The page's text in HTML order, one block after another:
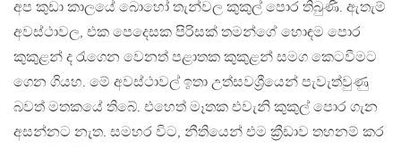
අප කුඩා කාලයේ බොහෝ තැන්වල කුකුල් පොර තිබුණි. ඇතැම්
අවස්ථාවල, එක පෙදෙසක පිරිසක් තමන්ගේ හොඳම පොර
කුකුළන් ද රැගෙන වෙනත් පළාතක කුකුළන් සමග කෙටවීමට
ගෙන ගියහ. මේ අවස්ථාවල් ඉතා උත්සවශ්‍රීයෙන් පැවැත්වුණු
බවත් මතකයේ තිබේ. එහෙත් මෑතක එවැනි කුකුල් පොර ගැන
අසන්නට නැත. සමහර විට, නීතියෙන් එම ක්‍රීඩාව තහනම් කර